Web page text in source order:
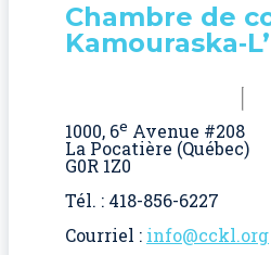
Chambre de
1000, 6e Avenue #208
La Pocatière (Québec)
G0R 1Z0
Tél. : 418-856-6227
Courriel : info@cckl.org